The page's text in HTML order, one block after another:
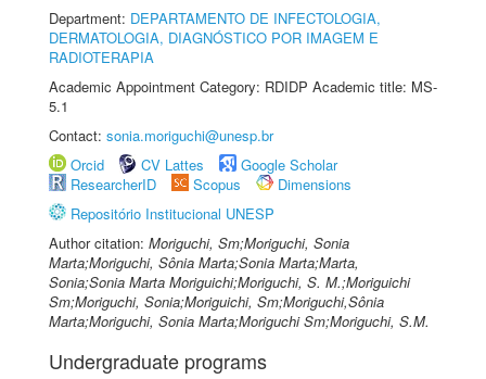
Department: DEPARTAMENTO DE INFECTOLOGIA,
DERMATOLOGIA, DIAGNÓSTICO POR IMAGEM E
RADIOTERAPIA
Academic Appointment Category: RDIDP Academic title: MS-
5.1
Contact: sonia.moriguchi@unesp.br
Orcid
CV Lattes
Google Scholar
ResearcherID
Scopus
Dimensions
Repositório Institucional UNESP
Author citation: Moriguchi, Sm;Moriguchi, Sonia
Marta;Moriguchi, Sônia Marta;Sonia Marta;Marta,
Sonia;Sonia Marta Moriguichi;Moriguchi, S. M.;Moriguichi
Sm;Moriguchi, Sonia;Moriguichi, Sm;Moriguchi,Sônia
Marta;Moriguchi, Sonia Marta;Moriguchi Sm;Moriguchi, S.M.
Undergraduate programs